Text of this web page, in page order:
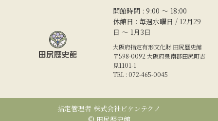
開館時間 : 9:00 〜 18:00
休館日 : 毎週水曜日 / 12月29
日 ～ 1月3日
大阪府指定有形文化財 田尻歴史館
〒598-0092 大阪府泉南郡田尻町吉
見1101-1
TEL : 072-465-0045
指定管理者 株式会社ビケンテクノ
© 田尻歴史館